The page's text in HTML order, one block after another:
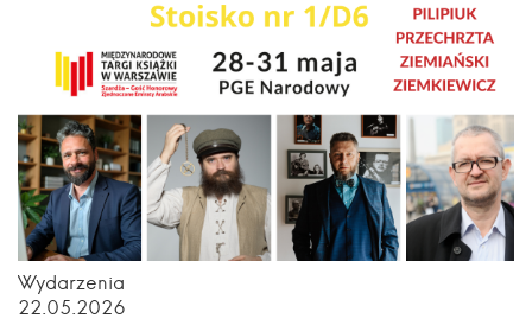
Wydarzenia
22.05.2026